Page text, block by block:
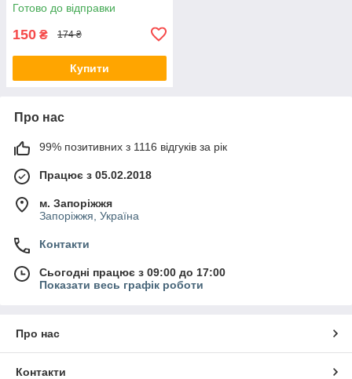
Готово до відправки
150 ₴ 174 ₴
Купити
Про нас
99% позитивних з 1116 відгуків за рік
Працює з 05.02.2018
м. Запоріжжя
Запоріжжя, Україна
Контакти
Сьогодні працює з 09:00 до 17:00
Показати весь графік роботи
Про нас
Контакти